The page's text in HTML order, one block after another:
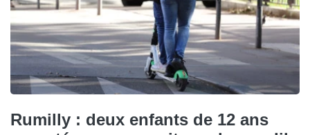
Rumilly : deux enfants de 12 ans